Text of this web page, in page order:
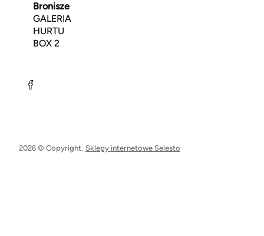
Bronisze
GALERIA
HURTU
BOX 2
2026 © Copyright. Sklepy internetowe Selesto